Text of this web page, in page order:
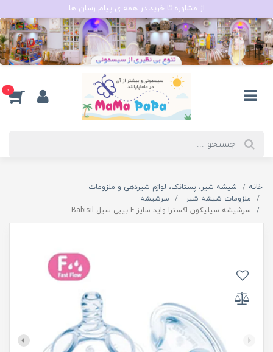
از مشاوره تا خرید در همه ی پیام رسان ها
0
خانه
شیشه شیر، پستانک، لوازم شیردهی و ملزومات
ملزومات شیشه شیر
سرشیشه
سرشيشه سیلیکون اکسترا واید سایز F بیبی سیل Babisil